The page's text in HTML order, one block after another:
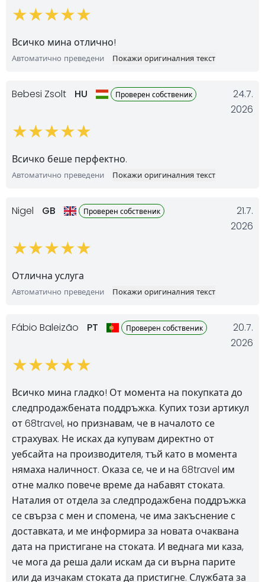
Всичко мина отлично!
Автоматично преведени Покажи оригиналния текст
Bebesi Zsolt HU Проверен собственик
24.7.
2026
Всичко беше перфектно.
Автоматично преведени Покажи оригиналния текст
Nigel GB Проверен собственик
21.7.
2026
Отлична услуга
Автоматично преведени Покажи оригиналния текст
Fábio Baleizão PT Проверен собственик
20.7.
2026
Всичко мина гладко! От момента на покупката до
следпродажбената поддръжка. Купих този артикул
от 68travel, но признавам, че в началото се
страхувах. Не исках да купувам директно от
уебсайта на производителя, тъй като в момента
нямаха наличност. Оказа се, че и на 68travel им
отне малко повече време да набавят стоката.
Наталия от отдела за следпродажбена поддръжка
се свърза с мен и спомена, че има закъснение с
доставката, и ме информира за новата очаквана
дата на пристигане на стоката. И веднага ми каза,
че мога да реша дали искам да си върна парите
или да изчакам стоката да пристигне. Службата за